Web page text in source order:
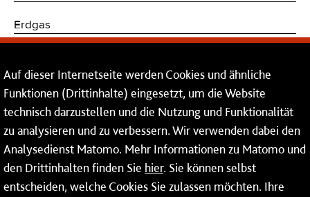
Erdgas
Kommunikations- und Sicherheitstechnik
Service
Mainzer Netze GmbH
Auf dieser Internetseite werden Cookies und ähnliche
Funktionen (Drittinhalte) eingesetzt, um die Website
technisch darzustellen und die Nutzung und Funktionalität
zu analysieren und zu verbessern. Wir verwenden dabei den
Analysedienst Matomo. Mehr Informationen zu Matomo und
den Drittinhalten finden Sie hier. Sie können selbst
entscheiden, welche Cookies Sie zulassen möchten. Ihre